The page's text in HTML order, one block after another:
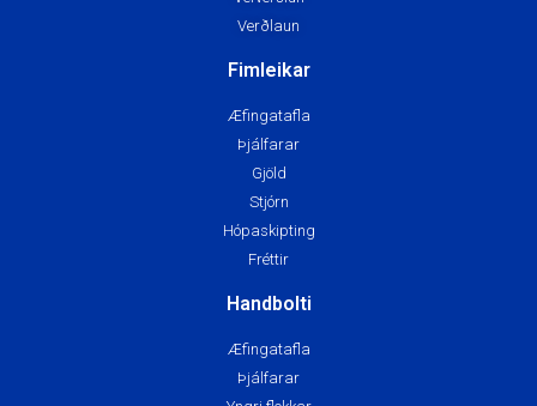
Verðlaun
Fimleikar
Æfingatafla
Þjálfarar
Gjöld
Stjórn
Hópaskipting
Fréttir
Handbolti
Æfingatafla
Þjálfarar